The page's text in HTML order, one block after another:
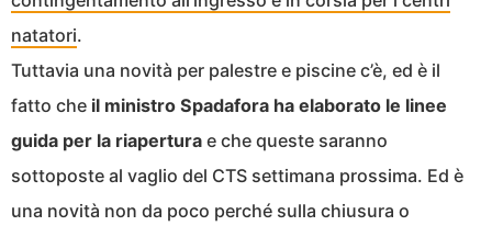
natatori.
Tuttavia una novità per palestre e piscine c’è, ed è il
fatto che il ministro Spadafora ha elaborato le linee
guida per la riapertura e che queste saranno
sottoposte al vaglio del CTS settimana prossima. Ed è
una novità non da poco perché sulla chiusura o